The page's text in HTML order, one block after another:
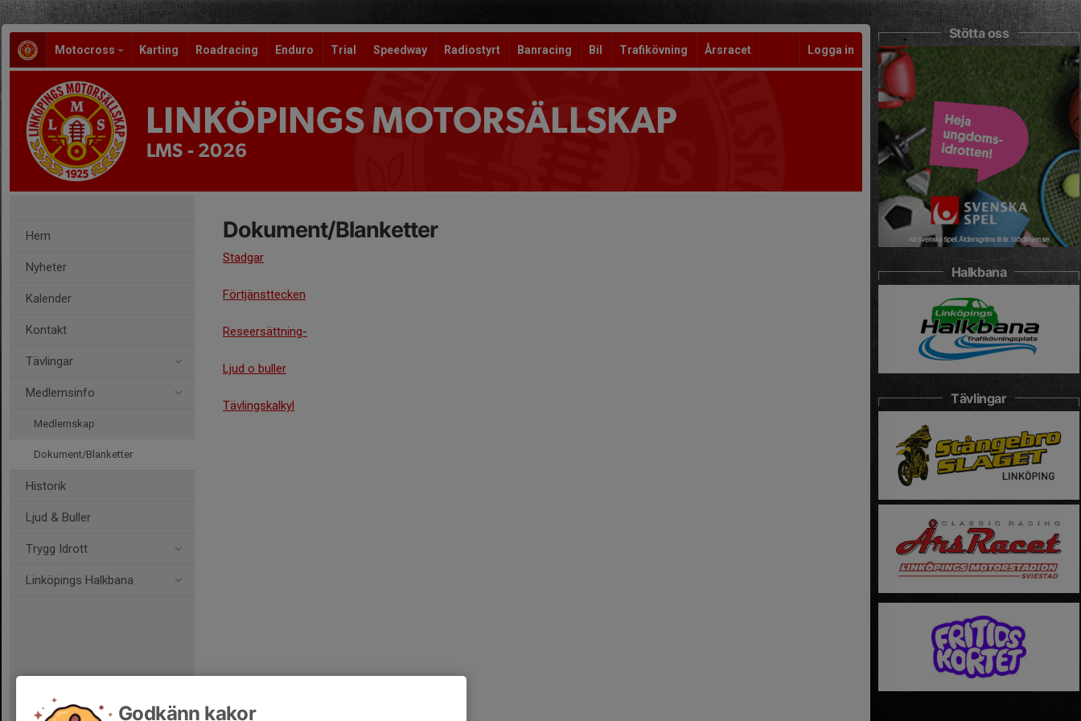
Motocross Karting Roadracing Enduro Trial Speedway Radiostyrt Banracing Bil Trafikövning Årsracet Logga in
LINKÖPINGS MOTORSÄLLSKAP
LMS - 2026
Hem
Nyheter
Kalender
Kontakt
Tävlingar
Medlemsinfo
Medlemskap
Dokument/Blanketter
Historik
Ljud & Buller
Trygg Idrott
Linköpings Halkbana
Dokument/Blanketter
Stadgar
Förtjänsttecken
Reseersättning-
Ljud o buller
Tävlingskalkyl
Stötta oss
Halkbana
Tävlingar
Godkänn kakor